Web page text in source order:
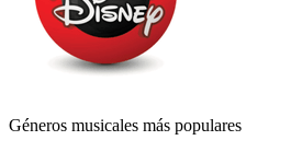
Géneros musicales más populares